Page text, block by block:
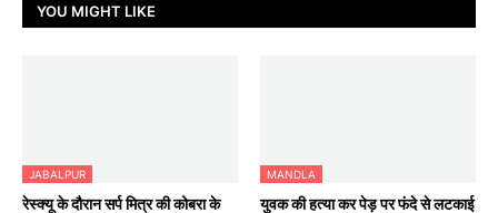
YOU MIGHT LIKE
JABALPUR
रेस्क्यू के दौरान सर्प मित्र की कोबरा के
MANDLA
युवक की हत्या कर पेड़ पर फंदे से लटकाई